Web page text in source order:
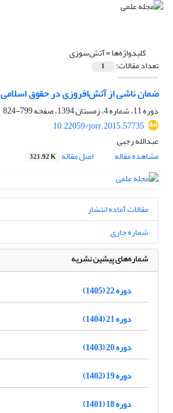
کلیدواژه‌ها =آتش‌سوزی
تعداد مقالات: 1
ضمان ناشی از آتش‌افروزی در حقوق اسلامی
دوره 11، شماره 4، زمستان 1394، صفحه
799-824
10.22059/jorr.2015.57735
عبدالله رجبی
مشاهده مقاله
اصل مقاله 321.92 K
مقالات آماده انتشار
شماره جاری
شماره‌های پیشین نشریه
دوره 22 (1405)
دوره 21 (1404)
دوره 20 (1403)
دوره 19 (1402)
دوره 18 (1401)